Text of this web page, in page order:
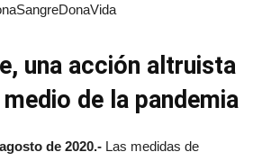
una acción altruista
de la pandemia
de 2020.- Las medidas de